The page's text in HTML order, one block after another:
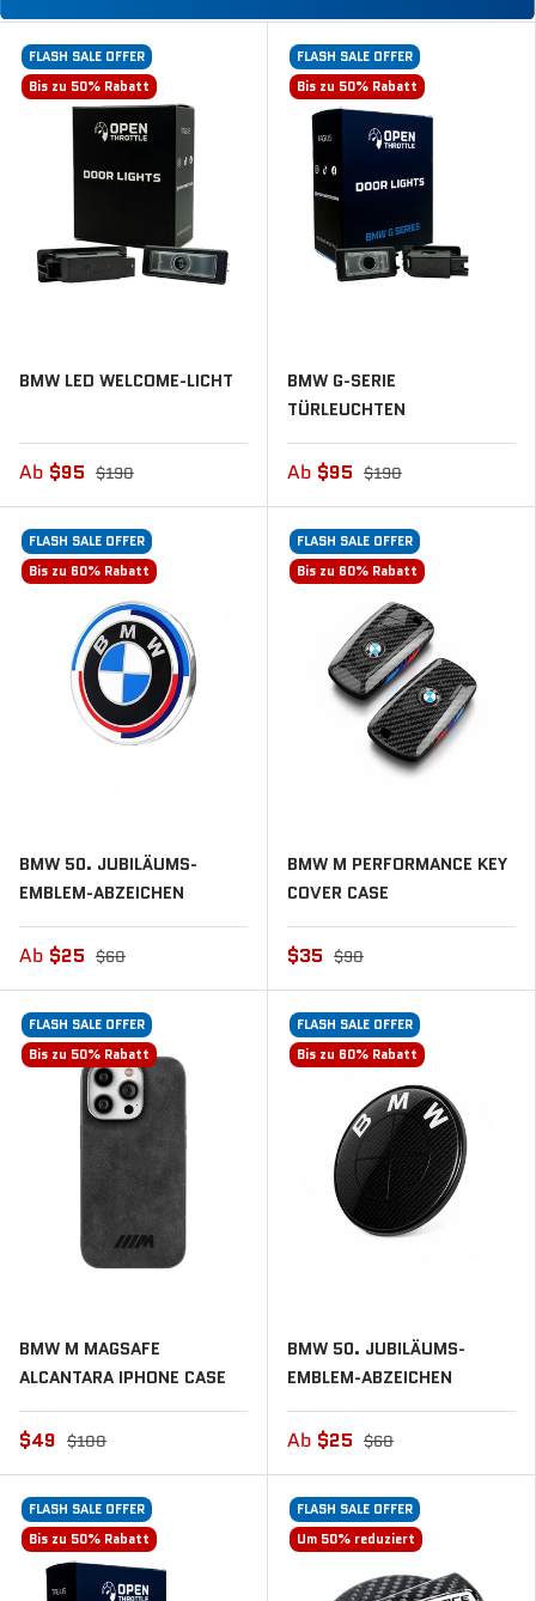
FLASH SALE OFFER
Bis zu 50% Rabatt
BMW LED WELCOME-LICHT
Ab $95 $190
FLASH SALE OFFER
Bis zu 50% Rabatt
BMW G-SERIE
TÜRLEUCHTEN
Ab $95 $190
FLASH SALE OFFER
Bis zu 60% Rabatt
BMW 50. JUBILÄUMS-
EMBLEM-ABZEICHEN
Ab $25 $60
FLASH SALE OFFER
Bis zu 60% Rabatt
BMW M PERFORMANCE KEY
COVER CASE
$35 $90
FLASH SALE OFFER
Bis zu 50% Rabatt
BMW M MAGSAFE
ALCANTARA IPHONE CASE
$49 $100
FLASH SALE OFFER
Bis zu 60% Rabatt
BMW 50. JUBILÄUMS-
EMBLEM-ABZEICHEN
Ab $25 $60
FLASH SALE OFFER
Bis zu 50% Rabatt
FLASH SALE OFFER
Um 50% reduziert